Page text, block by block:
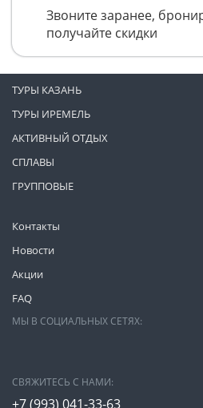
Звоните заранее,
получайте скидки
Контакты
Новости
Акции
FAQ
ТУРЫ КАЗАНЬ
ТУРЫ ИРЕМЕЛЬ
АКТИВНЫЙ ОТДЫХ
СПЛАВЫ
ГРУППОВЫЕ
МЫ В СОЦИАЛЬНЫХ СЕТЯХ:
СВЯЖИТЕСЬ С НАМИ:
+7 (993) 041-33-63